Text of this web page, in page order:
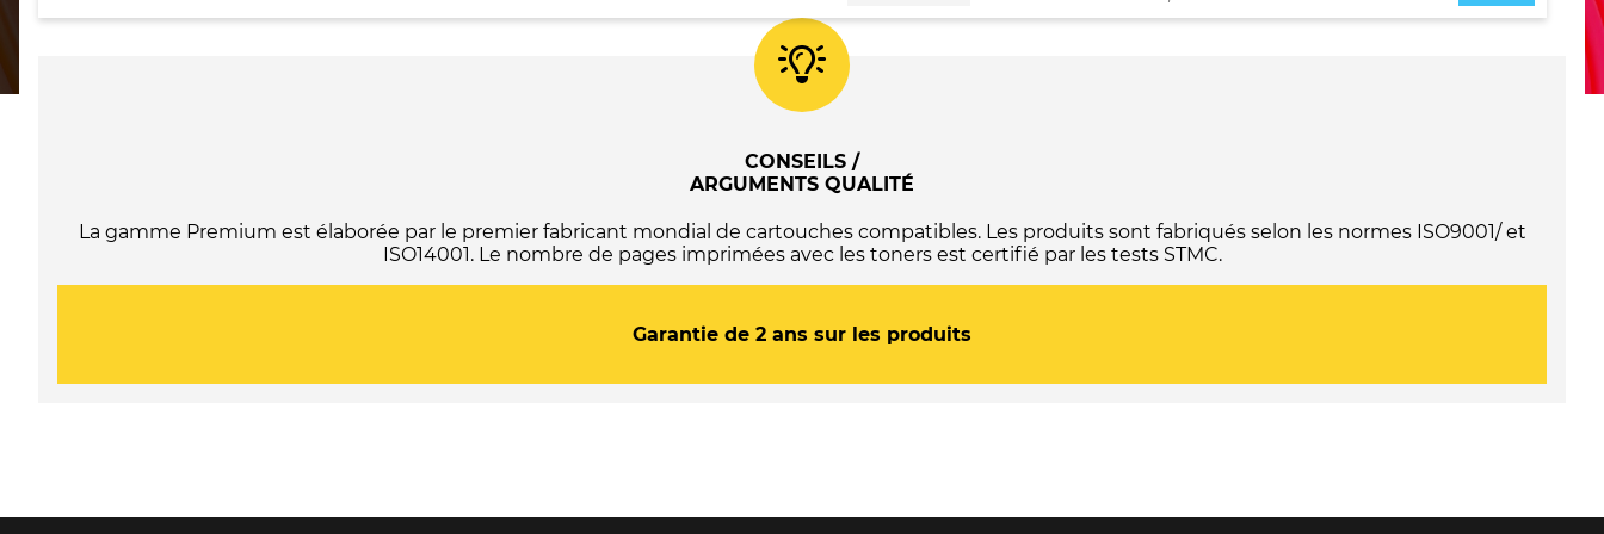
d'encre
CONSEILS /
ARGUMENTS QUALITÉ
La gamme Premium est élaborée par le premier fabricant mondial de cartouches compatibles. Les produits sont fabriqués selon les normes ISO9001/ et
ISO14001. Le nombre de pages imprimées avec les toners est certifié par les tests STMC.
Garantie de 2 ans sur les produits